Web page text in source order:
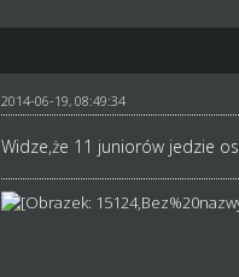
2014-06-19, 08:49:34
Widze,że 11 juniorów jedzie